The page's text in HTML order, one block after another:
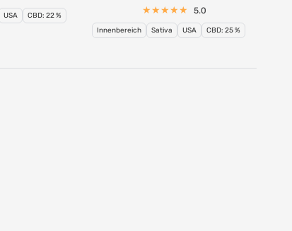
USA CBD: 22 % 5.0
Innenbereich Sativa USA CBD: 25 %